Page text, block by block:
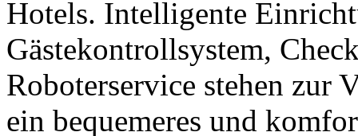
Hotels. Intelligente
Gästekontrollsystem,
Roboterservice stehen zur
ein bequemeres und